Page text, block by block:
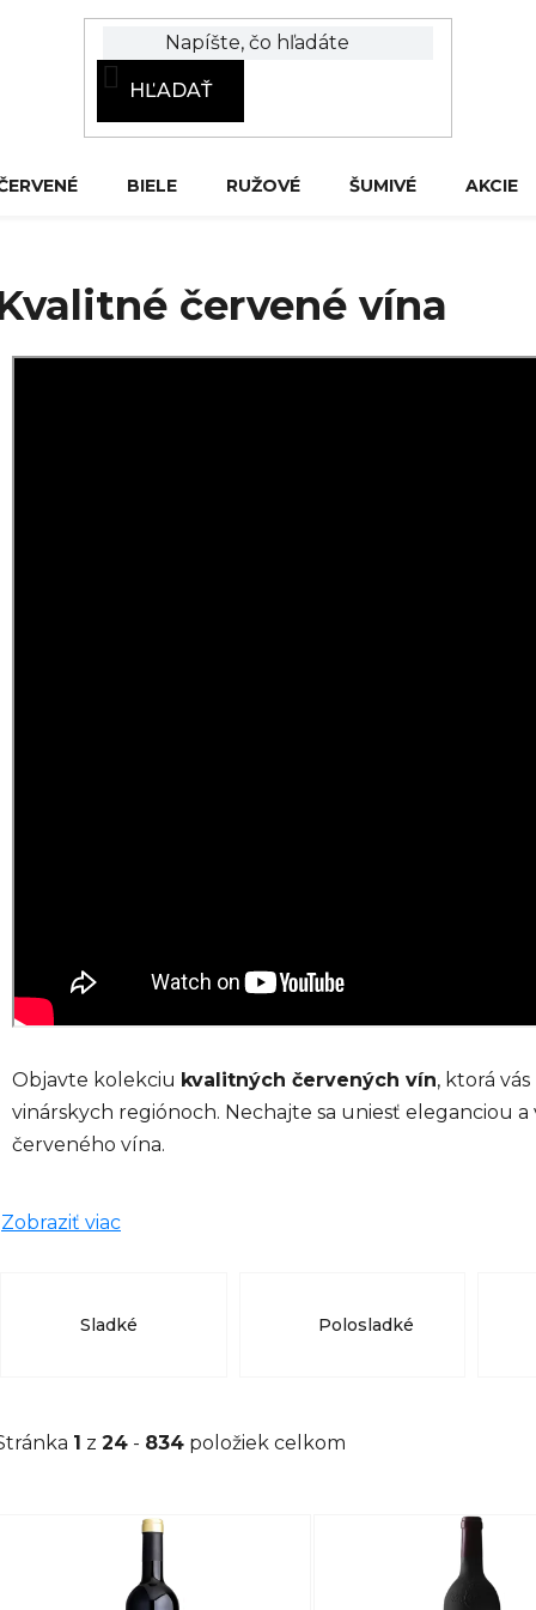
HĽADAŤ
BIELE RUŽOVÉ ŠUMIVÉ AKCIE
červené vína
Objavte kolekciu kvalitných červených vín, ktorá
vinárskych regiónoch. Nechajte sa uniesť eleganciou
červeného vína.
Zobraziť viac
Sladké Polosladké
1 z 24 - 834 položiek celkom